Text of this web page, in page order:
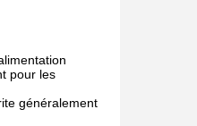
pour les
généralement